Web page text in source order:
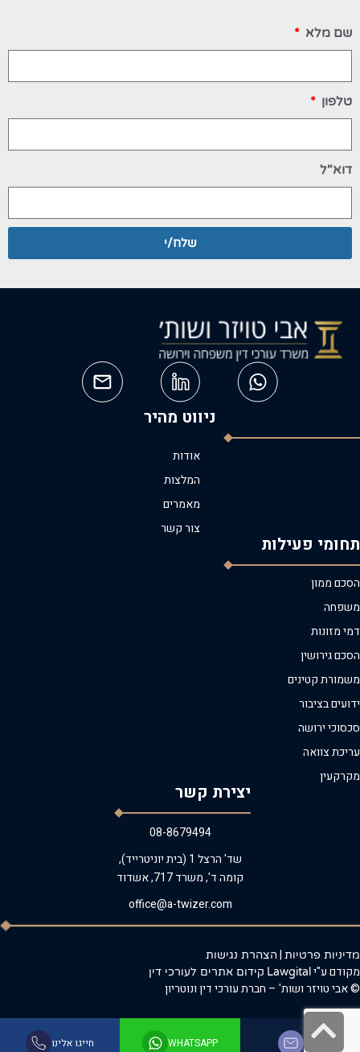
שם מלא
טלפון
דוא"ל
שלח/י
ניווט מהיר
אודות
המלצות
מאמרים
צור קשר
תחומי פעילות
הסכם ממון
משפחה
דמי מזונות
הסכם גירושין
משמורת קטינים
ידועים בציבור
סכסוכי ירושה
עריכת צוואה
מקרקעין
יצירת קשר
08-8679494
שד' הרצל 1 (בית יוניטרייד),
קומה ד', משרד 717, אשדוד
office@a-twizer.com
© אבי טויזר ושות' – חברת עורכי דין ונוטריון
מקודם ע"יLawgital קידום אתרים לעורכי דין
מדיניות פרטיות |הצהרת נגישות
לייעוץ ראשוני WHATSAPP חייגו אלינו
גלילה